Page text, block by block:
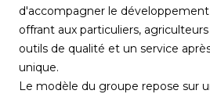
d'accompagner le
offrant aux particuliers,
outils de qualité et un service
unique.
Le modèle du groupe repose sur